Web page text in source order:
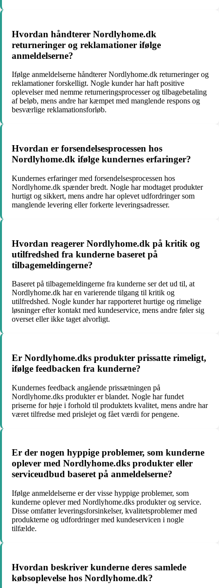
Hvordan håndterer Nordlyhome.dk
returneringer og reklamationer ifølge
anmeldelserne?
Ifølge anmeldelserne håndterer Nordlyhome.dk returneringer og
reklamationer forskelligt. Nogle kunder har haft positive
oplevelser med nemme returneringsprocesser og tilbagebetaling
af beløb, mens andre har kæmpet med manglende respons og
besværlige reklamationsforløb.
Hvordan er forsendelsesprocessen hos
Nordlyhome.dk ifølge kundernes erfaringer?
Kundernes erfaringer med forsendelsesprocessen hos
Nordlyhome.dk spænder bredt. Nogle har modtaget produkter
hurtigt og sikkert, mens andre har oplevet udfordringer som
manglende levering eller forkerte leveringsadresser.
Hvordan reagerer Nordlyhome.dk på kritik og
utilfredshed fra kunderne baseret på
tilbagemeldingerne?
Baseret på tilbagemeldingerne fra kunderne ser det ud til, at
Nordlyhome.dk har en varierende tilgang til kritik og
utilfredshed. Nogle kunder har rapporteret hurtige og rimelige
løsninger efter kontakt med kundeservice, mens andre føler sig
overset eller ikke taget alvorligt.
Er Nordlyhome.dks produkter prissatte rimeligt,
ifølge feedbacken fra kunderne?
Kundernes feedback angående prissætningen på
Nordlyhome.dks produkter er blandet. Nogle har fundet
priserne for høje i forhold til produktets kvalitet, mens andre har
været tilfredse med prislejet og fået værdi for pengene.
Er der nogen hyppige problemer, som kunderne
oplever med Nordlyhome.dks produkter eller
serviceudbud baseret på anmeldelserne?
Ifølge anmeldelserne er der visse hyppige problemer, som
kunderne oplever med Nordlyhome.dks produkter og service.
Disse omfatter leveringsforsinkelser, kvalitetsproblemer med
produkterne og udfordringer med kundeservicen i nogle
tilfælde.
Hvordan beskriver kunderne deres samlede
købsoplevelse hos Nordlyhome.dk?